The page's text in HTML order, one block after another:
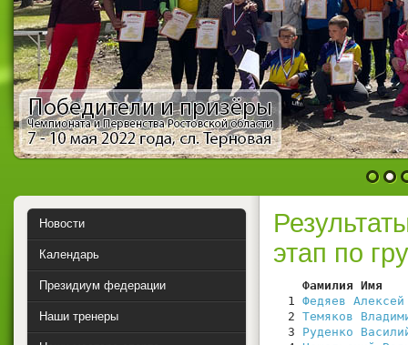
1 2
этап по
Фамилия Имя
  1
Федяев
  2
Темяков
  3
Руденко
Новости
Календарь
Президиум федерации
Наши тренеры